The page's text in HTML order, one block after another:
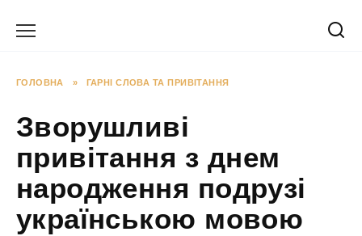
ГОЛОВНА » ГАРНІ СЛОВА ТА ПРИВІТАННЯ
Зворушливі
привітання з днем
народження подрузі
українською мовою